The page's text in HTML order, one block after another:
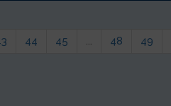
44 45 ... 48 49